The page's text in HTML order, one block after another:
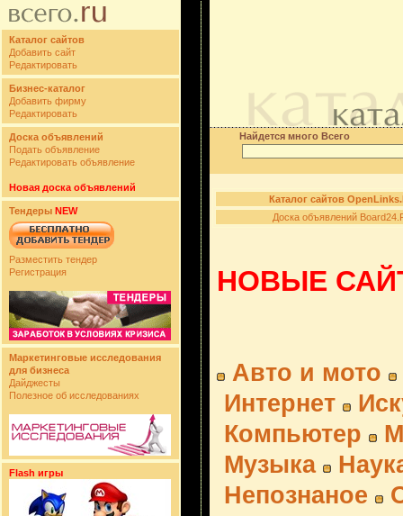
Каталог сайтов
Добавить сайт
Редактировать
Бизнес-каталог
Добавить фирму
Редактировать
Доска объявлений
Подать объявление
Редактировать объявление
Новая доска объявлений
Тендеры NEW
Разместить тендер
Регистрация
Маркетинговые исследования
для бизнеса
Дайджесты
Полезное об исследованиях
Flash игры
Найдется много Всего
Каталог сайтов
Доска объявлений
НОВЫЕ
Авто и мото
Интернет
Компьютер
Музыка
Непознаное